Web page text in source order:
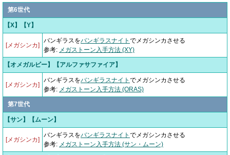
第6世代
【X】【Y】
[メガシンカ]
バンギラスをバンギラスナイト でメガシンカさせる
参考: メガストーン入手方法 (XY)
【オメガルビー】【アルファサファイア】
[メガシンカ]
バンギラスをバンギラスナイト でメガシンカさせる
参考: メガストーン入手方法 (ORAS)
第7世代
【サン】【ムーン】
[メガシンカ]
バンギラスをバンギラスナイト でメガシンカさせる
参考: メガストーン入手方法 (サン・ムーン)